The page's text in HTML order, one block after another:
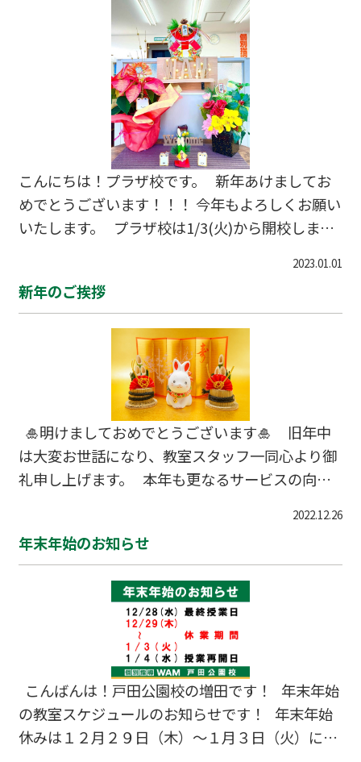
駅前 #塾 #学習塾 #個別指導塾 #勉強スペ
ース #定期テスト対策 #高校受験対策 #大学
こんにちは！プラザ校です。 新年あけましてお
めでとうございます！！！ 今年もよろしくお願い
いたします。 プラザ校は1/3(火)から開校しまし
り、 自習室を多く利用してくれ、新年初日から賑
わっていました！ “新年”ということで、校舎の
た！ 年末に帰省をした際に、お世話になっている
「花屋 ふらわ～ふらわ～」さんから沢山お花を
いただきました！ 素敵なお花をありがとうござい
ます！！！ そして、私立入試・
2023.01.01
新年のご挨拶
🎍明けましておめでとうございます🎍 旧年中
は大変お世話になり、教室スタッフ一同心より御
礼申し上げます。 本年も更なるサービスの向上
引立てを賜りますようお願い申し上げます。 皆
様のご健康とご多幸をお祈りし、新年のご挨拶と
上げます。 個別指導WAM 戸田公園校 社員・講
2022.12.26
年末年始のお知らせ
こんばんは！戸田公園校の増田です！ 年末年始
の教室スケジュールのお知らせです！ 年末年始
休みは１２月２９日（木）～１月３日（火）にな